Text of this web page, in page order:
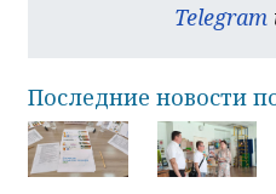
Telegram
Последние новости